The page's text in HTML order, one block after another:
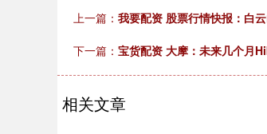
上一篇： 我要配资 股票行情快报：白
下一篇： 宝货配资 大摩：未来几个月
相关文章